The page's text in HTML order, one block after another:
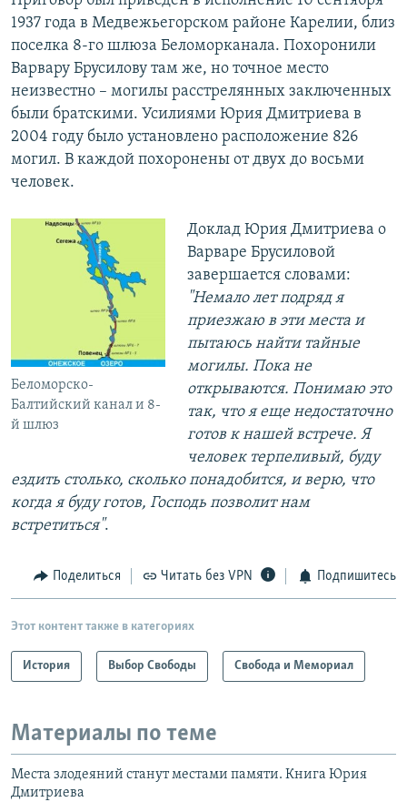
1937 года в Медвежьегорском районе Карелии, близ
поселка 8-го шлюза Беломорканала. Похоронили
Варвару Брусилову там же, но точное место
неизвестно – могилы расстрелянных заключенных
были братскими. Усилиями Юрия Дмитриева в
2004 году было установлено расположение 826
могил. В каждой похоронены от двух до восьми
человек.
Беломорско-
Балтийский канал и 8-
й шлюз
Доклад Юрия Дмитриева о
Варваре Брусиловой
завершается словами:
"Немало лет подряд я
приезжаю в эти места и
пытаюсь найти тайные
могилы. Пока не
открываются. Понимаю это
так, что я еще недостаточно
готов к нашей встрече. Я
человек терпеливый, буду
ездить столько, сколько понадобится, и верю, что
когда я буду готов, Господь позволит нам
встретиться".
Поделиться Читать без VPN Подпишитесь
Этот контент также в категориях
История Выбор Свободы Свобода и Мемориал
Материалы по теме
Места злодеяний станут местами памяти. Книга Юрия
Дмитриева